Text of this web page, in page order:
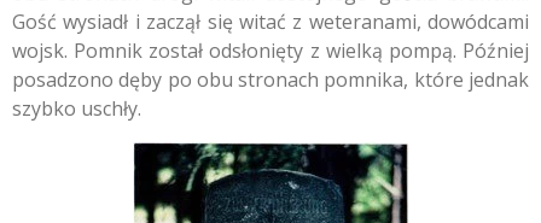
Gość wysiadł i zaczął się witać z weteranami, dowódcami
wojsk. Pomnik został odsłonięty z wielką pompą. Później
posadzono dęby po obu stronach pomnika, które jednak
szybko uschły.